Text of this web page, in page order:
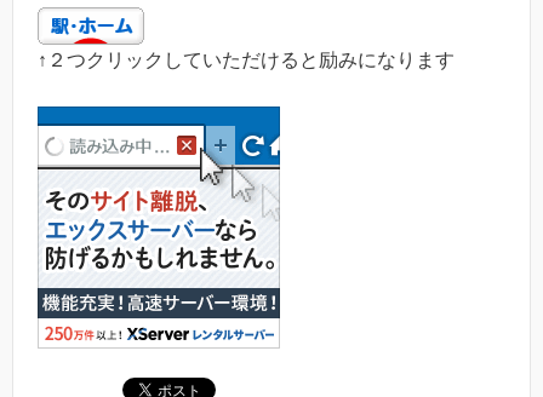
↑２つクリックしていただけると励みになります